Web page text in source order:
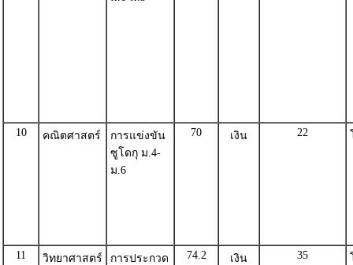
10 คณิตศาสตร์
การแข่งขัน
ซูโดกุ ม.4-
ม.6
70 เงิน 22
11 วิทยาศาสตร์
การประกวด
74.2 เงิน 35